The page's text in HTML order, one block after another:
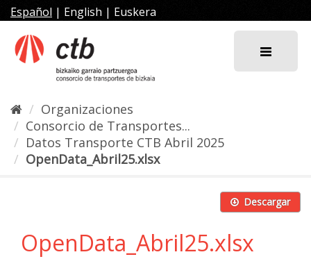
al
contenido
Español | English | Euskera
Organizaciones
Consorcio de Transportes...
Datos Transporte CTB Abril 2025
OpenData_Abril25.xlsx
Descargar
OpenData_Abril25.xlsx